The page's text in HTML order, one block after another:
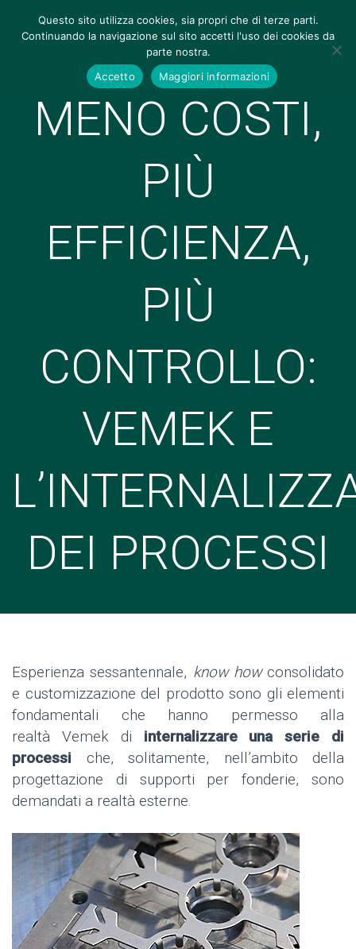
MENO COSTI,
PIÙ
EFFICIENZA,
PIÙ
CONTROLLO:
VEMEK E
DEI PROCESSI
Esperienza sessantennale, know howconsolidato
e customizzazione del prodotto sono gli elementi
fondamentali che hanno permesso alla
realtà Vemek di internalizzare una serie di
processi che, solitamente, nell’ambito della
progettazione di supporti per fonderie, sono
demandati a realtà esterne.
Questo sito utilizza cookies, sia propri che di terze parti.
Continuando la navigazione sul sito accetti l'uso dei cookies da
parte nostra.
Accetto
Maggiori informazioni